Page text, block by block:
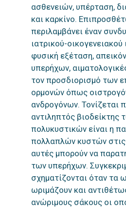
ασθενειών, υπέρταση,
και καρκίνο.
περιλαμβάνει έναν
ιατρικού-οικογενειακού
φυσική εξέταση,
υπερήχων,
τον προσδιορισμό των
ορμονών όπως
ανδρογόνων. Τονίζεται
αντιληπτός βιοδείκτης
πολυκυστικών είναι η
πολλαπλών κυστών
αυτές μπορούν να
των υπερήχων.
σχηματίζονται όταν τα
ωριμάζουν και
ανώριμους σάκους οι